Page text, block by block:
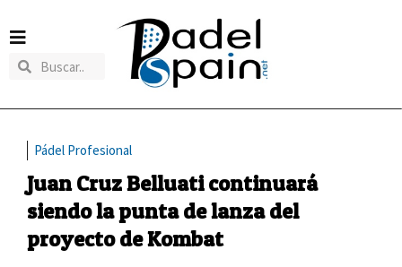
Pádel Profesional
Juan Cruz Belluati continuará
siendo la punta de lanza del
proyecto de Kombat